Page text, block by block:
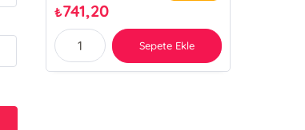
₺741,20
Sepete Ekle